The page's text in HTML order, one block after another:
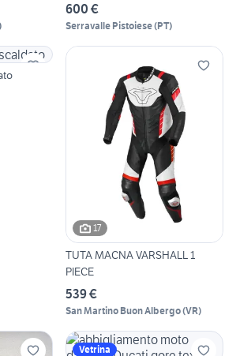
600 €
Serravalle Pistoiese(PT)
17
TUTA MACNA VARSHALL 1
PIECE
539 €
San Martino Buon Albergo(VR)
Vetrina